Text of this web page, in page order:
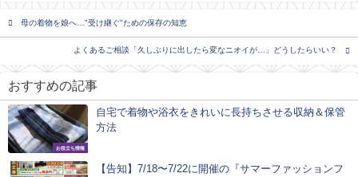
母の着物を娘へ…"受け継ぐ"ための保存の知恵
よくあるご相談「久しぶりに出したら変なニオイが…」どうしたらいい？
おすすめの記事
お役立ち情報
自宅で着物や浴衣をきれいに長持ちさせる収納＆保管
方法
【告知】7/18〜7/22に開催の『サマーファッションフ